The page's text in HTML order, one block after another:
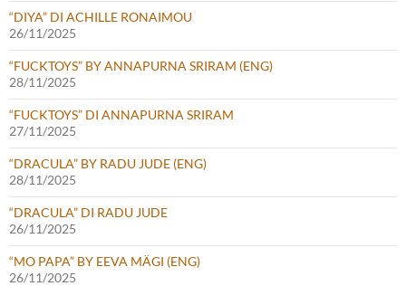
“DIYA” DI ACHILLE RONAIMOU
26/11/2025
“FUCKTOYS” BY ANNAPURNA SRIRAM (ENG)
28/11/2025
“FUCKTOYS” DI ANNAPURNA SRIRAM
27/11/2025
“DRACULA” BY RADU JUDE (ENG)
28/11/2025
“DRACULA” DI RADU JUDE
26/11/2025
“MO PAPA” BY EEVA MÄGI (ENG)
26/11/2025